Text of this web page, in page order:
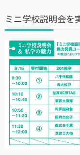
ミニ学校説明会を